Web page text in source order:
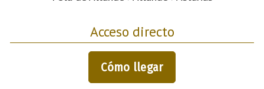
Acceso directo
Cómo llegar